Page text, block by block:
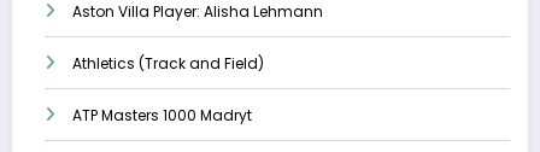
Aston Villa Player: Alisha Lehmann
Athletics (Track and Field)
ATP Masters 1000 Madryt